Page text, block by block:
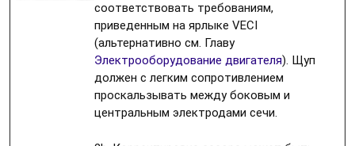
соответствовать требованиям,
приведенным на ярлыке VECI
(альтернативно см. Главу
Электрооборудование двигателя). Щуп
должен с легким сопротивлением
проскальзывать между боковым и
центральным электродами сечи.